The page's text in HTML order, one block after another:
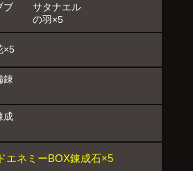
ブ
サタナエル
の羽×5
×5
錬
成
エネミーBOX錬成石×5